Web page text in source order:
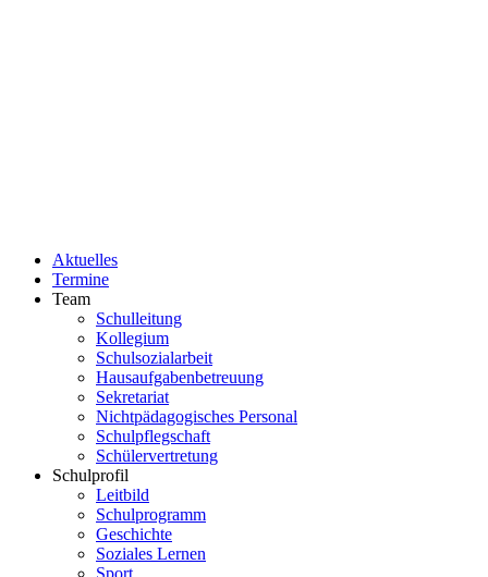
Aktuelles
Termine
Team
Schulleitung
Kollegium
Schulsozialarbeit
Hausaufgabenbetreuung
Sekretariat
Nichtpädagogisches Personal
Schulpflegschaft
Schülervertretung
Schulprofil
Leitbild
Schulprogramm
Geschichte
Soziales Lernen
Sport